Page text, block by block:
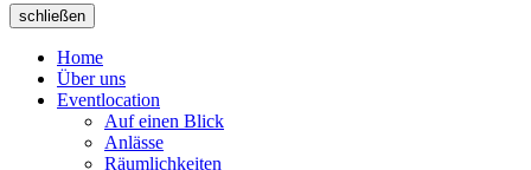
schließen
Home
Über uns
Eventlocation
Auf einen Blick
Anlässe
Räumlichkeiten